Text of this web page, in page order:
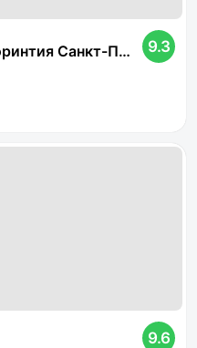
Санкт-Петербург) 9.3
9.6